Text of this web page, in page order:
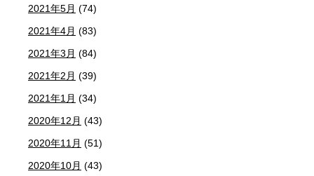
2021年5月 (74)
2021年4月 (83)
2021年3月 (84)
2021年2月 (39)
2021年1月 (34)
2020年12月 (43)
2020年11月 (51)
2020年10月 (43)